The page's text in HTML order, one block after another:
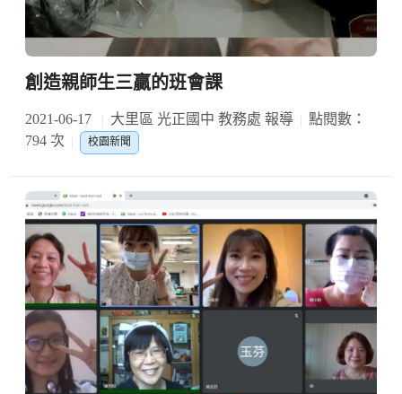
創造親師生三贏的班會課
2021-06-17 大里區 光正國中 教務處 報導
點閱數：
794 次
校園新聞